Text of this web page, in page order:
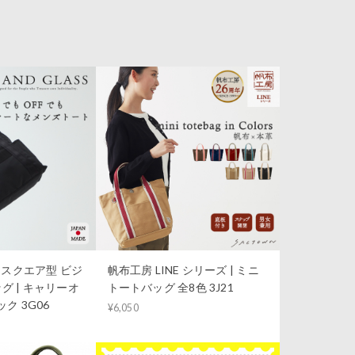
クエア型 ビジ
| キャリーオ
ク 3G06
帆布工房 LINE シリーズ | ミニ
トートバッグ 全8色 3J21
¥6,050